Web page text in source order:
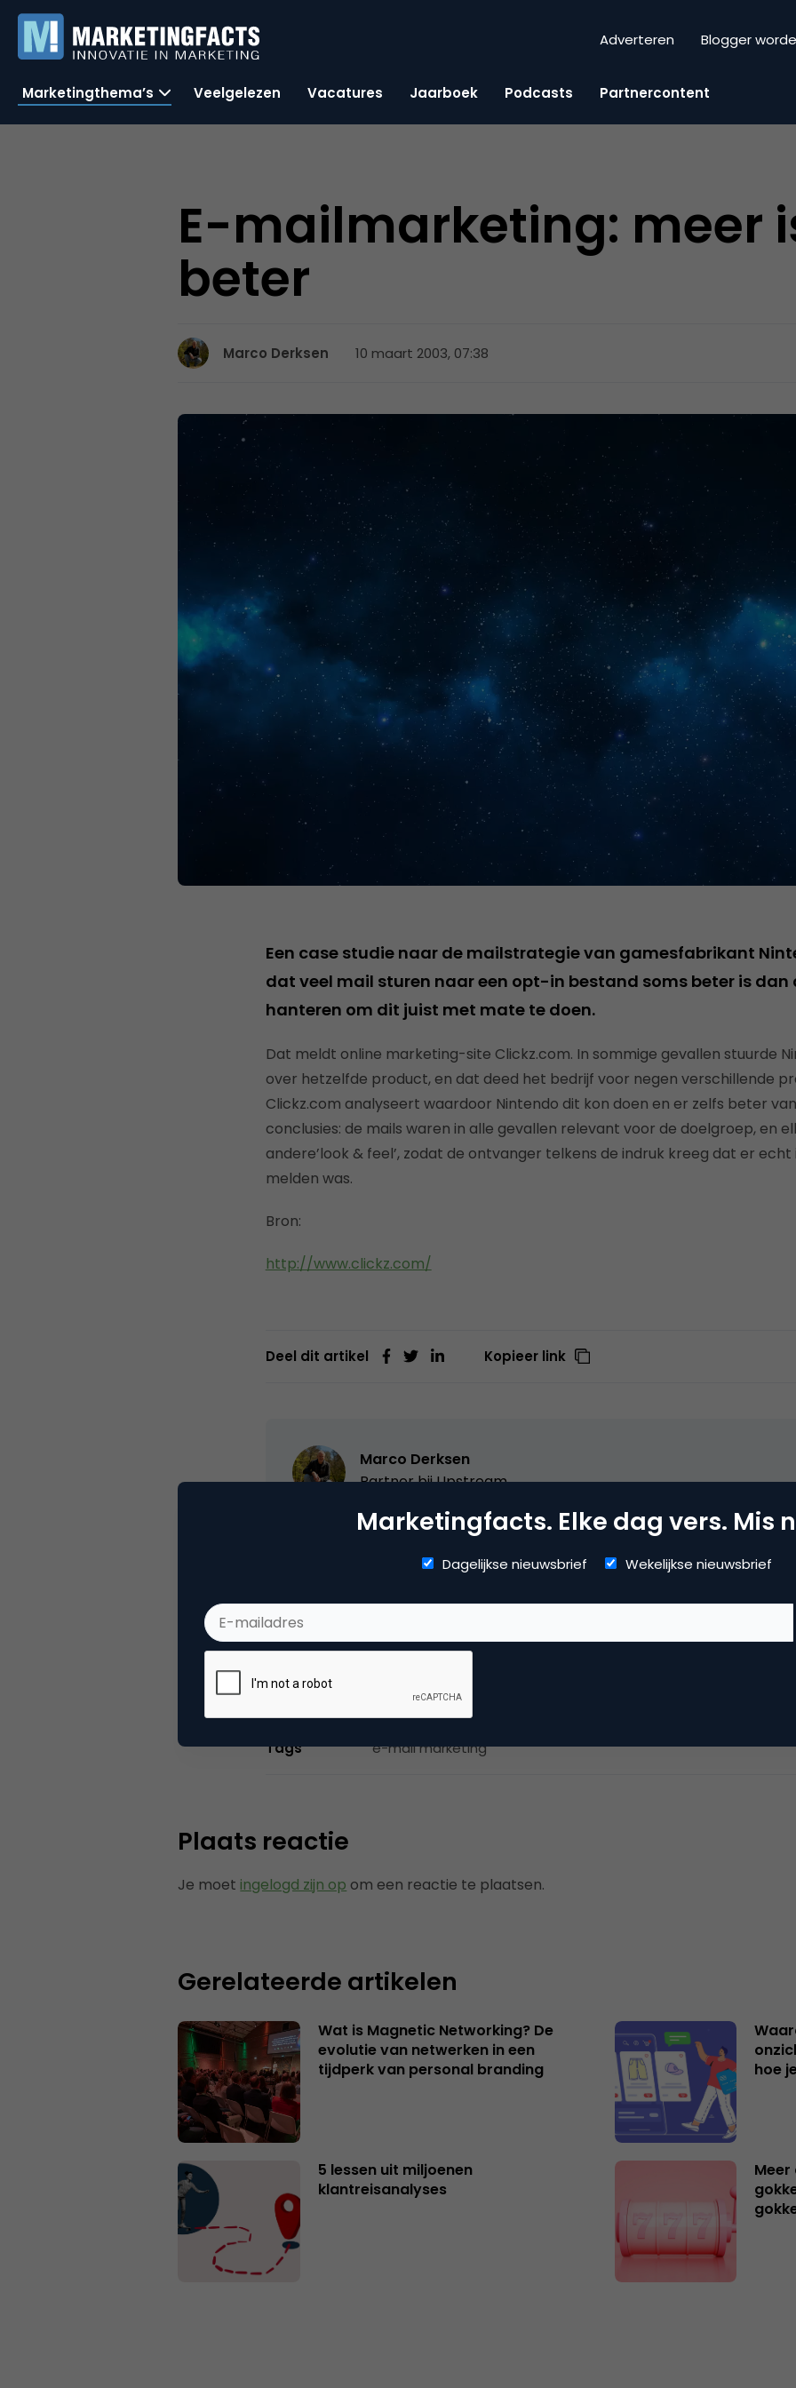
Adverteren Blogger
Marketingthema’s Veelgelezen Vacatures Jaarboek Podcasts Partnercontent
E-mailmarketing: meer
beter
Marco Derksen 10 maart 2003, 07:38
Een case studie naar de mailstrategie van gamesfabrikant
dat veel mail sturen naar een opt-in bestand soms beter is dan
hanteren om dit juist met mate te doen.
Dat meldt online marketing-site Clickz.com. In sommige gevallen stuurde
over hetzelfde product, en dat deed het bedrijf voor negen verschillende
Clickz.com analyseert waardoor Nintendo dit kon doen en er zelfs beter
conclusies: de mails waren in alle gevallen relevant voor de doelgroep, en
andere’look & feel’, zodat de ontvanger telkens de indruk kreeg dat er echt
melden was.
Bron:
http://www.clickz.com/
Deel dit artikel Kopieer link
Marco Derksen
Partner bijUpstream
Oprichter/partner Upstream, Marketingfacts, Arnhem Direct, SportNext,
Categorie Direct marketing & Personalisatie
Tags e-mail marketing
Plaats reactie
Je moet ingelogd zijn op om een reactie te plaatsen.
Gerelateerde artikelen
Wat is Magnetic Networking? De
evolutie van netwerken in een
tijdperk van personal branding
hoe
5 lessen uit miljoenen
klantreisanalyses
Marketingfacts. Elke dag vers. Mis
Dagelijkse nieuwsbrief Wekelijkse nieuwsbrief